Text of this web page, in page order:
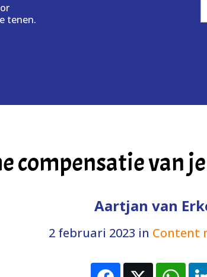
tenen.
compensatie van
Aartjan van
2 februari 2023 in Content